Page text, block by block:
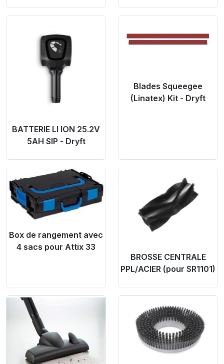
Product Link
BATTERIE LI ION 25.2V
5AH SIP - Dryft
Product Link
Blades Squeegee
(Linatex) Kit - Dryft
Product Link
Box de rangement avec
4 sacs pour Attix 33
Product Link
BROSSE CENTRALE
PPL/ACIER (pour SR1101)
Product Link Product Link